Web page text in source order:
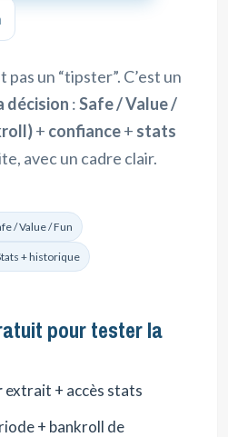
pas un “tipster”. C’est un
décision :Safe / Value /
+ confiance+ stats
avec un cadre clair.
/ Value / Fun
+ historique
pour tester la
extrait + accès stats
+ bankroll de